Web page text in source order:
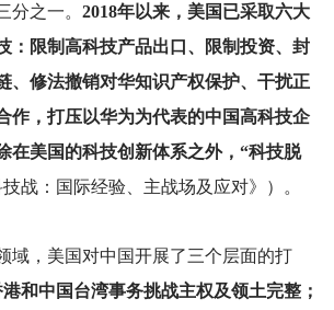
分之一。 2018年以来，美国已采取六大
：限制高科技产品出口、限制投资、封
、修法撤销对华知识产权保护、干扰正
作，打压以华为为代表的中国高科技企
在美国的科技创新体系之外，“科技脱
战：国际经验、主战场及应对》）。
域，美国对中国开展了三个层面的打
和中国台湾事务挑战主权及领土完整；